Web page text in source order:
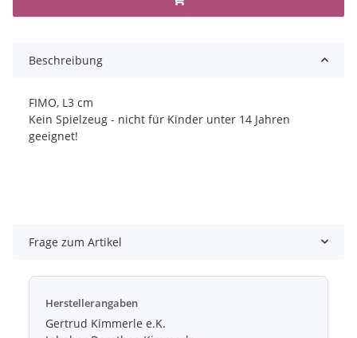
Beschreibung
FIMO, L3 cm
Kein Spielzeug - nicht für Kinder unter 14 Jahren
geeignet!
Frage zum Artikel
Herstellerangaben
Gertrud Kimmerle e.K.